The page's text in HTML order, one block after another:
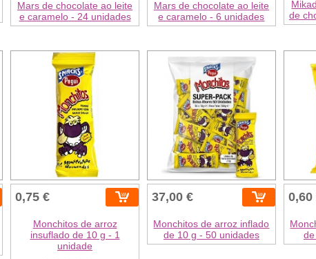
Mars de chocolate ao leite
e caramelo - 24 unidades
Mars de chocolate ao leite
e caramelo - 6 unidades
de
0,75 €
Monchitos de arroz
insuflado de 10 g - 1
unidade
37,00 €
Monchitos de arroz inflado
de 10 g - 50 unidades
0,60